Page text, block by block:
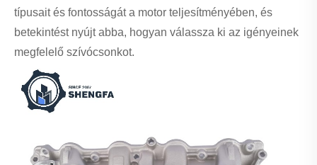
típusait és fontosságát a motor teljesítményében, és
betekintést nyújt abba, hogyan válassza ki az igényeinek
megfelelő szívócsonkot.